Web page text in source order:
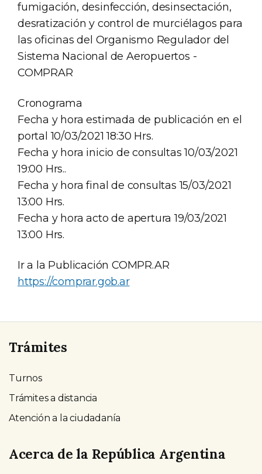
fumigación, desinfección, desinsectación,
desratización y control de murciélagos para
las oficinas del Organismo Regulador del
Sistema Nacional de Aeropuertos -
COMPRAR
Cronograma
Fecha y hora estimada de publicación en el
portal 10/03/2021 18:30 Hrs.
Fecha y hora inicio de consultas 10/03/2021
19:00 Hrs..
Fecha y hora final de consultas 15/03/2021
13:00 Hrs.
Fecha y hora acto de apertura 19/03/2021
13:00 Hrs.
Ir a la Publicación COMPR.AR
https://comprar.gob.ar
Trámites
Turnos
Trámites a distancia
Atención a la ciudadanía
Acerca de la República Argentina